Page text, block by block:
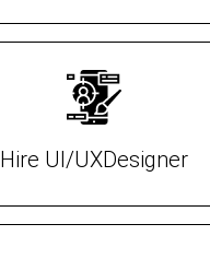
Hire UI/UXDesigner